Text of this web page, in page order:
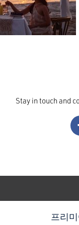
Stay in touch and
프리